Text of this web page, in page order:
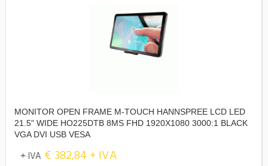
MONITOR OPEN FRAME M-TOUCH HANNSPREE LCD LED
21.5" WIDE HO225DTB 8MS FHD 1920X1080 3000:1 BLACK
VGA DVI USB VESA
+ IVA € 382,84 + IVA